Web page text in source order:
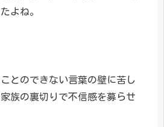
よね。
とのできない言葉の壁に苦し
族の裏切りで不信感を募らせ